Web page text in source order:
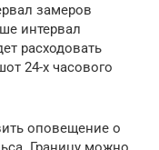
замеров
интервал
расходовать
24-х часового
оповещение о